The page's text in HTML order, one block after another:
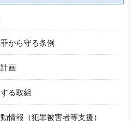
から守る条例
画
る取組
情報（犯罪被害者等支援）